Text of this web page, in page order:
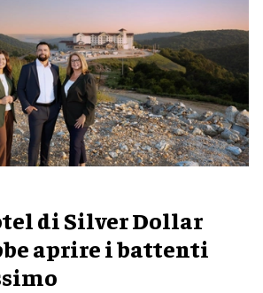
di Silver Dollar
aprire i battenti